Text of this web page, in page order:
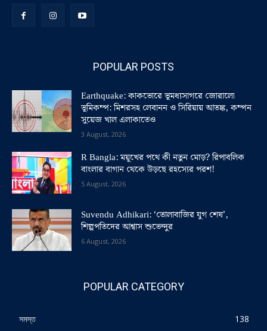
POPULAR POSTS
Earthquake: কাকভোরে ভূমধ্যসাগরে জোরালো
ভূমিকম্প: মিশরসহ লেবানন ও সিরিয়ায় আতঙ্ক, কম্পন
সুয়েজ খাল এলাকাতেও
3 August, 2026
R Bangla: ময়ূখের পথে কী নতুন মোড়? রিপাবলিক
বাংলার বাগান থেকে উড়ছে রহস্যের পরশ!
5 August, 2026
Suvendu Adhikari: ‘তোলাবাজির যুগ শেষ’,
শিল্পপতিদের আশ্বাস শুভেন্দুর
6 August, 2026
POPULAR CATEGORY
সমস্ত
138